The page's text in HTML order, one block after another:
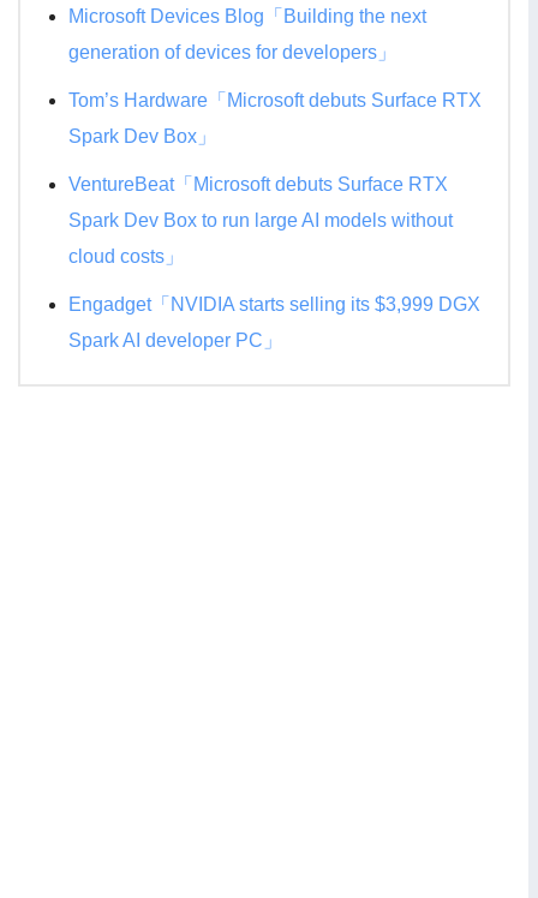
Microsoft Devices Blog「Building the next
generation of devices for developers」
Tom’s Hardware「Microsoft debuts Surface RTX
Spark Dev Box」
VentureBeat「Microsoft debuts Surface RTX
Spark Dev Box to run large AI models without
cloud costs」
Engadget「NVIDIA starts selling its $3,999 DGX
Spark AI developer PC」